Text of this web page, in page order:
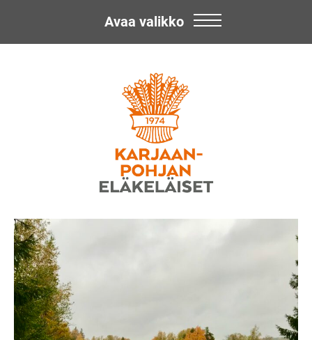
Karjaan-
Pohjan
Eläkeläiset
ry
Avaa valikko